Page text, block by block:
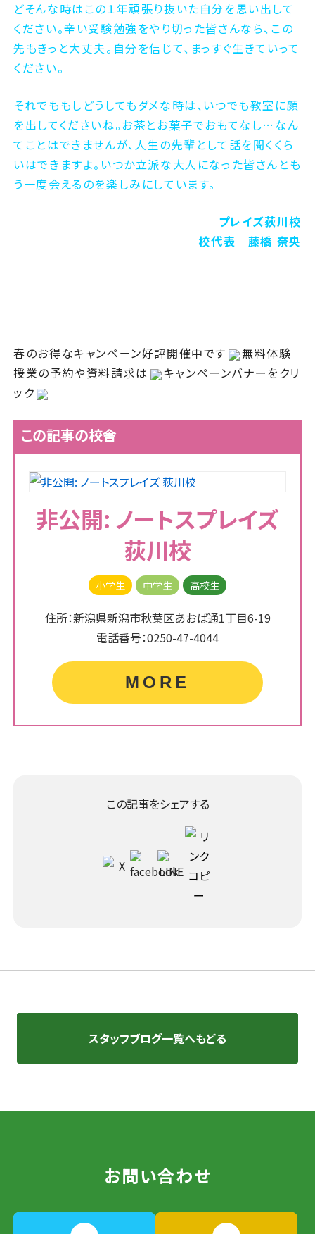
どそんな時はこの１年頑張り抜いた自分を思い出して
ください。辛い受験勉強をやり切った皆さんなら、この
先もきっと大丈夫。自分を信じて、まっすぐ生きていって
ください。
それでももしどうしてもダメな時は、いつでも教室に顔
を出してくださいね。お茶とお菓子でおもてなし…なん
てことはできませんが、人生の先輩として話を聞くくら
いはできますよ。いつか立派な大人になった皆さんとも
う一度会えるのを楽しみにしています。
プレイズ荻川校
校代表 藤橋 奈央
春のお得なキャンペーン好評開催中です
無料体験
授業の予約や資料請求は
キャンペーンバナーをクリ
ック
この記事の校舎
非公開: ノートスプレイズ
荻川校
小学生 中学生 高校生
住所：新潟県新潟市秋葉区あおば通1丁目6-19
電話番号：0250-47-4044
MORE
この記事をシェアする
スタッフブログ一覧へもどる
お問い合わせ